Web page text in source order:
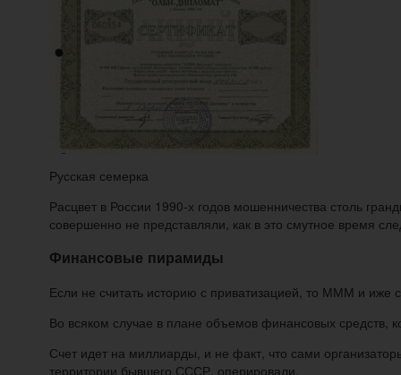
Русская семерка
Расцвет в России 1990-х годов мошенничества столь
совершенно не представляли, как в это смутное время
Финансовые пирамиды
Если не считать историю с приватизацией, то МММ и
Во всяком случае в плане объемов финансовых средств,
Счет идет на миллиарды, и не факт, что сами
территории бывшего СССР, оперировали.